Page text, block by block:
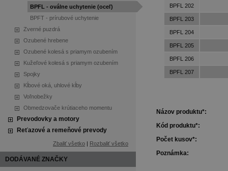
BPFL - oválne uchytenie (oceľ)
BPFT - prírubové uchytenie
Zverné puzdrá
Ozubené hrebene
Ozubené kolesá s priamym ozubením
Kužeľové kolesá s priamym ozubením
Spojky
Kĺbové oká, uhlové kĺby
Voľnobežky
Obmedzovače krútiaceho momentu
Prevodovky a motory
Reťazové a remeňové prevody
Zbaliť všetko | Rozbaliť všetko
DODÁVANÉ ZNAČKY
BPFL 202
BPFL 203
BPFL 204
BPFL 205
BPFL 206
BPFL 207
Názov produktu*:
Kód produktu*:
Počet kusov*:
Poznámka: